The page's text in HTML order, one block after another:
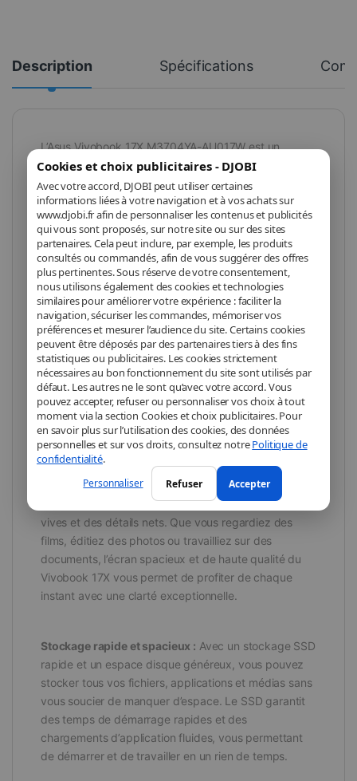
Cookies et choix publicitaires - DJOBI
Avec votre accord, DJOBI peut utiliser certaines
informations liées à votre navigation et à vos achats sur
www.djobi.fr afin de personnaliser les contenus et publicités
qui vous sont proposés, sur notre site ou sur des sites
partenaires. Cela peut inclure, par exemple, les produits
consultés ou commandés, afin de vous suggérer des offres
plus pertinentes. Sous réserve de votre consentement,
nous utilisons également des cookies et technologies
similaires pour améliorer votre expérience : faciliter la
navigation, sécuriser les commandes, mémoriser vos
préférences et mesurer l’audience du site. Certains cookies
peuvent être déposés par des partenaires tiers à des fins
statistiques ou publicitaires. Les cookies strictement
nécessaires au bon fonctionnement du site sont utilisés par
défaut. Les autres ne le sont qu’avec votre accord. Vous
pouvez accepter, refuser ou personnaliser vos choix à tout
moment via la section Cookies et choix publicitaires. Pour
en savoir plus sur l’utilisation des cookies, des données
personnelles et sur vos droits, consultez notrePolitique de
confidentialité.
Personnaliser Refuser Accepter
Description Spécifications
L’Asus Vivobook 17X M3704YA-AU017W est un
ordinateur portable polyvalent conçu pour répondre à
vos besoins informatiques quotidiens, que ce soit
pour le travail, les études ou le divertissement. Avec
un design élégant et des performances fiables, cet
ordinateur portable offre une expérience utilisateur
exceptionnelle.
Performance puissante :Doté d’un processeur AMD
Ryzen et d’une mémoire vive généreuse, le Vivobook
17X offre des performances puissantes pour exécuter
plusieurs tâches simultanément sans aucun
ralentissement. Que vous travailliez sur des projets
complexes, regardiez des vidéos en streaming ou
jouiez à des jeux, cet ordinateur portable peut suivre
votre rythme.
Écran immersif :L’écran Full HD de 17,3 pouces offre
une expérience visuelle immersive avec des couleurs
vives et des détails nets. Que vous regardiez des
films, éditiez des photos ou travailliez sur des
documents, l’écran spacieux et de haute qualité du
Vivobook 17X vous permet de profiter de chaque
instant avec une clarté exceptionnelle.
Stockage rapide et spacieux : Avec un stockage SSD
rapide et un espace disque généreux, vous pouvez
stocker tous vos fichiers, applications et médias sans
vous soucier de manquer d’espace. Le SSD garantit
des temps de démarrage rapides et des
chargements d’application fluides, vous permettant
de démarrer et de travailler en un rien de temps.